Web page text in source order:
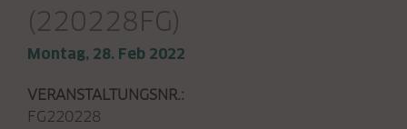
(220228FG)
Montag, 28. Feb 2022
VERANSTALTUNGSNR.:
FG220228